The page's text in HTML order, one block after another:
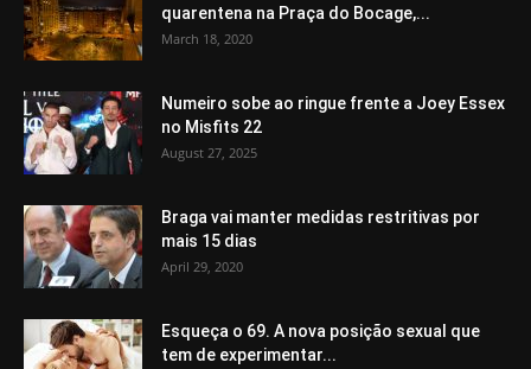
quarentena na Praça do Bocage,...
March 18, 2020
Numeiro sobe ao ringue frente a Joey Essex
no Misfits 22
August 27, 2025
Braga vai manter medidas restritivas por
mais 15 dias
April 29, 2020
Esqueça o 69. A nova posição sexual que
tem de experimentar...